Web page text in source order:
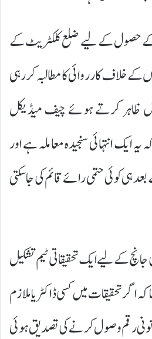
حصول کے لیے ضلع کلکٹریٹ کے
کے خلاف کارروائی کا مطالبہ کر رہی
ظاہر کرتے ہوئے چیف میڈیکل
ایک انتہائی سنجیدہ معاملہ ہے اور
ہی کوئی حتمی رائے قائم کی جا سکتی
جانچ کے لیے ایک تحقیقاتی ٹیم تشکیل
اگر تحقیقات میں کسی ڈاکٹر یا ملازم
رقم وصول کرنے کی تصدیق ہوئی